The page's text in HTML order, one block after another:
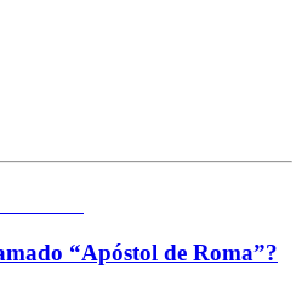
“Apóstol de Roma”?